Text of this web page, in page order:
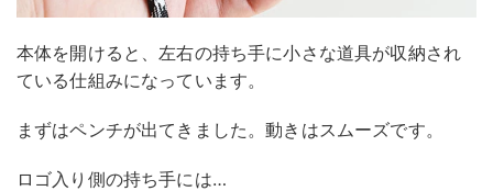
本体を開けると、左右の持ち手に小さな道具が収納され
ている仕組みになっています。
まずはペンチが出てきました。動きはスムーズです。
ロゴ入り側の持ち手には…